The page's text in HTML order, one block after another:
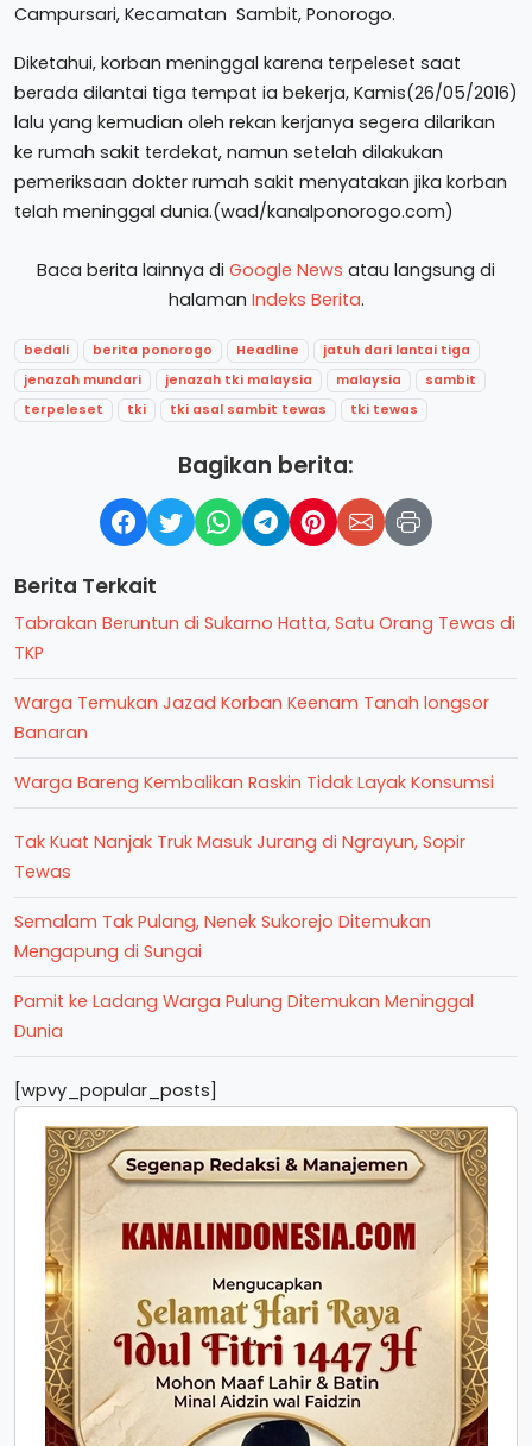
Campursari, Kecamatan Sambit, Ponorogo.
Diketahui, korban meninggal karena terpeleset saat
berada dilantai tiga tempat ia bekerja, Kamis(26/05/2016)
lalu yang kemudian oleh rekan kerjanya segera dilarikan
ke rumah sakit terdekat, namun setelah dilakukan
pemeriksaan dokter rumah sakit menyatakan jika korban
telah meninggal dunia.(wad/kanalponorogo.com)
Baca berita lainnya di Google News atau langsung di
halaman Indeks Berita.
bedali berita ponorogo Headline
jatuh dari lantai tiga
jenazah mundari
jenazah tki malaysia malaysia
sambit
terpeleset
tki tki asal sambit tewas tki tewas
Bagikan berita:
Berita Terkait
Tabrakan Beruntun di Sukarno Hatta, Satu Orang Tewas di
TKP
Warga Temukan Jazad Korban Keenam Tanah longsor
Banaran
Warga Bareng Kembalikan Raskin Tidak Layak Konsumsi
Tak Kuat Nanjak Truk Masuk Jurang di Ngrayun, Sopir
Tewas
Semalam Tak Pulang, Nenek Sukorejo Ditemukan
Mengapung di Sungai
Pamit ke Ladang Warga Pulung Ditemukan Meninggal
Dunia
[wpvy_popular_posts]